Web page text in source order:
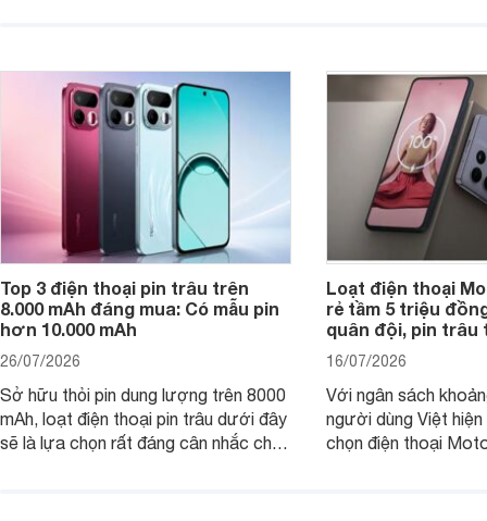
Top 3 điện thoại pin trâu trên
8.000 mAh đáng mua: Có mẫu pin
hơn 10.000 mAh
26/07/2026
Sở hữu thỏi pin dung lượng trên 8000
mAh, loạt điện thoại pin trâu dưới đây
sẽ là lựa chọn rất đáng cân nhắc cho
Loạt điện thoại
rẻ tầm 5 triệu
quân đội, pin trâu
16/07/2026
Với ngân sách
người dùng Việt
chọn điện thoại